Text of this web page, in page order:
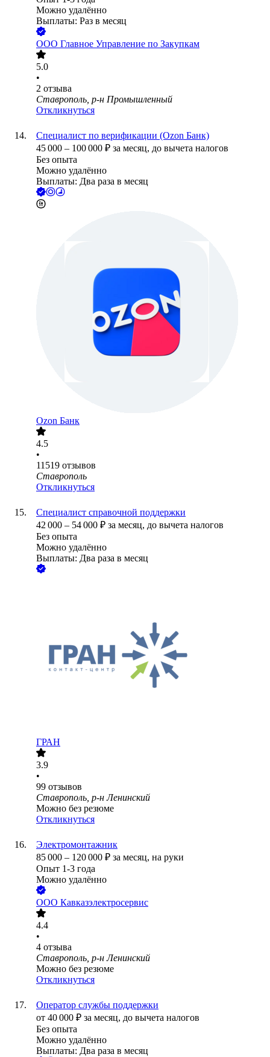
Можно удалённо
Выплаты: Раз в месяц
ООО Главное Управление по Закупкам
5.0
•
2 отзыва
Ставрополь, р-н Промышленный
Откликнуться
Специалист по верификации (Ozon Банк)
45 000 – 100 000 ₽ за месяц, до вычета налогов
Без опыта
Можно удалённо
Выплаты: Два раза в месяц
Ozon Банк
4.5
•
11519 отзывов
Ставрополь
Откликнуться
Специалист справочной поддержки
42 000 – 54 000 ₽ за месяц, до вычета налогов
Без опыта
Можно удалённо
Выплаты: Два раза в месяц
ГРАН
3.9
•
99 отзывов
Ставрополь, р-н Ленинский
Можно без резюме
Откликнуться
Электромонтажник
85 000 – 120 000 ₽ за месяц, на руки
Опыт 1-3 года
Можно удалённо
ООО Кавказэлектросервис
4.4
•
4 отзыва
Ставрополь, р-н Ленинский
Можно без резюме
Откликнуться
Оператор службы поддержки
от 40 000 ₽ за месяц, до вычета налогов
Без опыта
Можно удалённо
Выплаты: Два раза в месяц